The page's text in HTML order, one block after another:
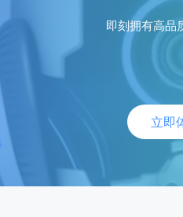
即刻拥有高品
立即